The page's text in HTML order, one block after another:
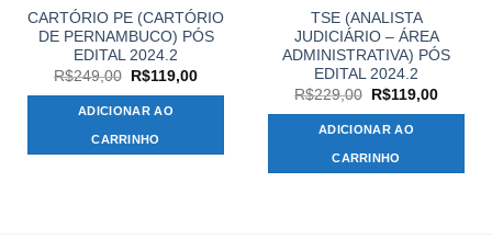
CARTÓRIO PE (CARTÓRIO
DE PERNAMBUCO) PÓS
EDITAL 2024.2
R$249,00
O
original
era:
R$249,00.
R$119,00O
ADICIONAR AO
CARRINHO
TSE (ANALISTA
JUDICIÁRIO – ÁREA
ADMINISTRATIVA) PÓS
EDITAL 2024.2
R$229,00
O
original
era:
R$229,00.
R$119,00O
ADICIONAR AO
CARRINHO